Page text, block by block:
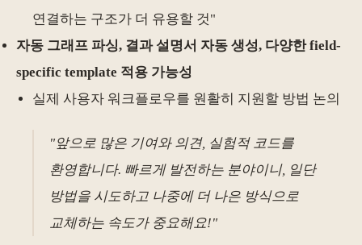
연결하는 구조가 더 유용할 것"
자동 그래프 파싱, 결과 설명서 자동 생성, 다양한 field-
specific template 적용 가능성
실제 사용자 워크플로우를 원활히 지원할 방법 논의
"앞으로 많은 기여와 의견, 실험적 코드를
환영합니다. 빠르게 발전하는 분야이니, 일단
방법을 시도하고 나중에 더 나은 방식으로
교체하는 속도가 중요해요!"